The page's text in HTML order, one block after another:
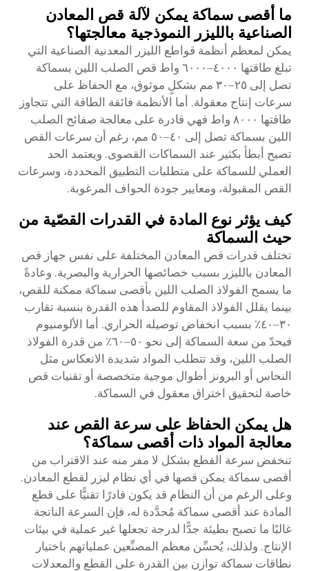
ما أقصى سماكة يمكن لآلة قص المعادن
الصناعية بالليزر النموذجية معالجتها؟
يمكن لمعظم أنظمة قواطع الليزر المعدنية الصناعية التي
تبلغ طاقتها ٤٠٠٠–٦٠٠٠ واط قص الصلب اللين بسماكة
تصل إلى ٢٥–٣٠ مم بشكلٍ موثوق، مع الحفاظ على
سرعات إنتاج معقولة. أما الأنظمة فائقة الطاقة التي تتجاوز
طاقتها ٨٠٠٠ واط فهي قادرة على معالجة صفائح الصلب
اللين بسماكة تصل إلى ٤٠–٥٠ مم، رغم أن سرعات القص
تصبح أبطأ بكثير عند السماكات القصوى. ويعتمد الحد
العملي للسماكة على متطلبات التطبيق المحددة، وسرعات
القص المقبولة، ومعايير جودة الحواف المرغوبة.
كيف يؤثر نوع المادة في القدرات القصّية من
حيث السماكة
تختلف قدرات قص المعادن المختلفة على نفس جهاز قص
المعادن بالليزر بسبب خصائصها الحرارية والبصرية. وعادةً
ما يسمح الفولاذ الصلب اللين بأقصى سماكة ممكنة للقص،
بينما يقلل الفولاذ المقاوم للصدأ هذه القدرة بنسبة تقارب
٣٠–٤٠٪ بسبب انخفاض توصيله الحراري. أما الألومنيوم
فيحدّ من سعة السماكة إلى نحو ٥٠–٦٠٪ من قدرة الفولاذ
الصلب اللين، وقد تتطلب المواد شديدة الانعكاس مثل
النحاس أو البرونز أطوال موجية متخصصة أو تقنيات قص
خاصة لتحقيق اختراق معقول في السماكة.
هل يمكن الحفاظ على سرعة القص عند
معالجة المواد ذات أقصى سماكة؟
تنخفض سرعة القطع بشكل لا مفر منه عند الاقتراب من
أقصى سماكة يمكن قصها في أي نظام ليزر لقطع المعادن.
وعلى الرغم من أن النظام قد يكون قادرًا تقنيًّا على قطع
المادة عند أقصى سماكة مُحدَّدة له، فإن السرعة الناتجة
غالبًا ما تصبح بطيئة جدًّا لدرجة تجعلها غير عملية في بيئات
الإنتاج. ولذلك، يُحسِّن معظم المصنِّعين عملياتهم باختيار
نطاقات سماكة توازن بين القدرة على القطع والمعدلات